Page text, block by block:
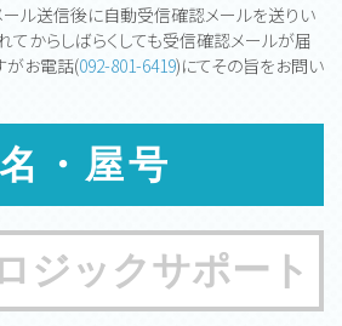
ール送信後に自動受信確認メールを送りい
てからしばらくしても受信確認メールが届
がお電話(092-801-6419)にてその旨をお問い
・屋号